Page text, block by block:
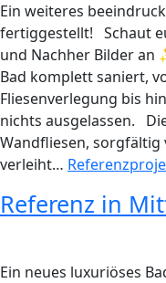
Ein weiteres
fertiggestellt! Schaut
und Nachher Bilder an
Bad komplett saniert,
Fliesenverlegung bis
nichts ausgelassen.
Wandfliesen, sorgfältig
verleiht…
Referenz in
Ein neues luxuriöses